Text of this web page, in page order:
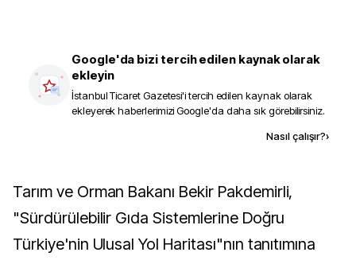
Google'da bizi tercih edilen kaynak olarak
ekleyin
İstanbul Ticaret Gazetesi'i tercih edilen kaynak olarak
ekleyerek haberlerimizi Google'da daha sık görebilirsiniz.
Nasıl çalışır?›
Tarım ve Orman Bakanı Bekir Pakdemirli,
"Sürdürülebilir Gıda Sistemlerine Doğru
Türkiye'nin Ulusal Yol Haritası"nın tanıtımına